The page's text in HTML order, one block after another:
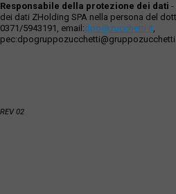
Responsabile della protezione dei dati -
dei dati ZHolding SPA nella persona del
0371/5943191, email:dpo@zucchetti.it,
REV 02